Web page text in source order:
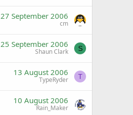
27 September 2006
cm
25 September 2006
Shaun Clark S
13 August 2006
TypeRyder T
10 August 2006
Rain_Maker